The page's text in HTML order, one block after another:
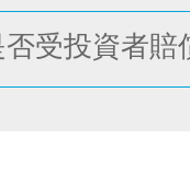
受投資者賠